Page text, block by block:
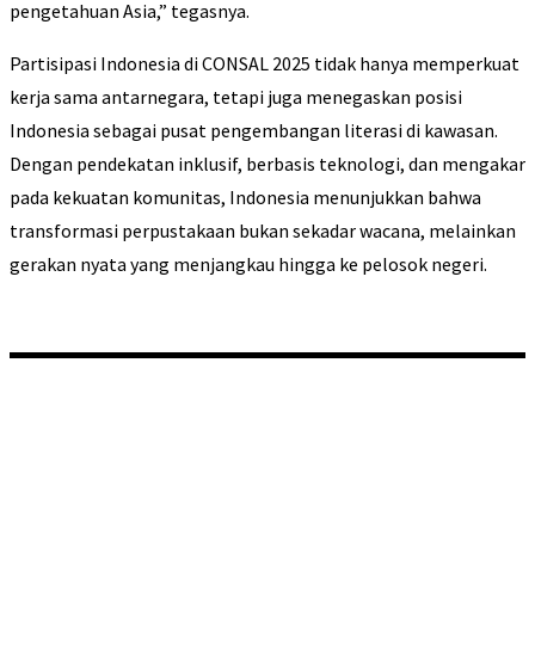
pengetahuan Asia,” tegasnya.
Partisipasi Indonesia di CONSAL 2025 tidak hanya memperkuat
kerja sama antarnegara, tetapi juga menegaskan posisi
Indonesia sebagai pusat pengembangan literasi di kawasan.
Dengan pendekatan inklusif, berbasis teknologi, dan mengakar
pada kekuatan komunitas, Indonesia menunjukkan bahwa
transformasi perpustakaan bukan sekadar wacana, melainkan
gerakan nyata yang menjangkau hingga ke pelosok negeri.